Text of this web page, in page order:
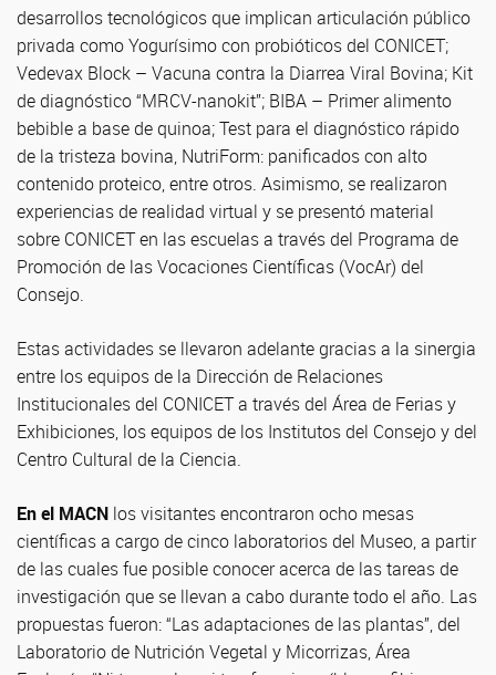
desarrollos tecnológicos que implican articulación público
privada como Yogurísimo con probióticos del CONICET;
Vedevax Block – Vacuna contra la Diarrea Viral Bovina; Kit
de diagnóstico “MRCV-nanokit”; BIBA – Primer alimento
bebible a base de quinoa; Test para el diagnóstico rápido
de la tristeza bovina, NutriForm: panificados con alto
contenido proteico, entre otros. Asimismo, se realizaron
experiencias de realidad virtual y se presentó material
sobre CONICET en las escuelas a través del Programa de
Promoción de las Vocaciones Científicas (VocAr) del
Consejo.
Estas actividades se llevaron adelante gracias a la sinergia
entre los equipos de la Dirección de Relaciones
Institucionales del CONICET a través del Área de Ferias y
Exhibiciones, los equipos de los Institutos del Consejo y del
Centro Cultural de la Ciencia.
En el MACN los visitantes encontraron ocho mesas
científicas a cargo de cinco laboratorios del Museo, a partir
de las cuales fue posible conocer acerca de las tareas de
investigación que se llevan a cabo durante todo el año. Las
propuestas fueron: “Las adaptaciones de las plantas”, del
Laboratorio de Nutrición Vegetal y Micorrizas, Área